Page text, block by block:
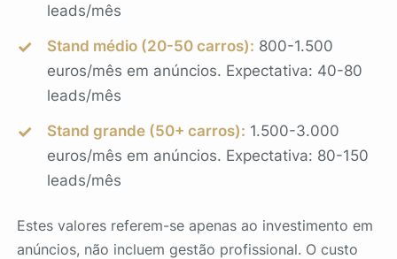
leads/mês
Stand médio (20-50 carros): 800-1.500
euros/mês em anúncios. Expectativa: 40-80
leads/mês
Stand grande (50+ carros): 1.500-3.000
euros/mês em anúncios. Expectativa: 80-150
leads/mês
Estes valores referem-se apenas ao investimento em
anúncios, não incluem gestão profissional. O custo